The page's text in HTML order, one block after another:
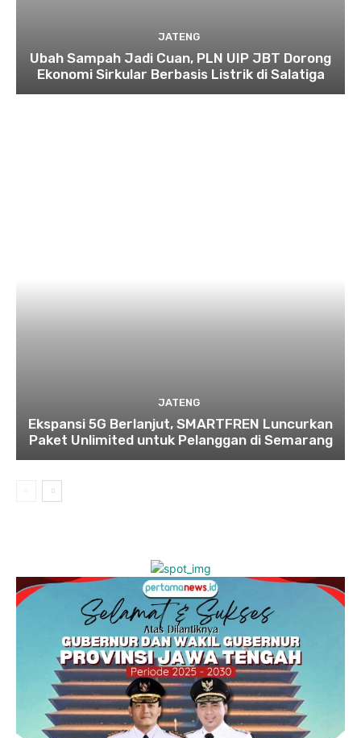
JATENG
Ubah Sampah Jadi Cuan, PLN UIP JBT Dorong
Ekonomi Sirkular Berbasis Listrik di Salatiga
JATENG
Ekspansi 5G Berlanjut, SMARTFREN Luncurkan
Paket Unlimited untuk Pelanggan di Semarang